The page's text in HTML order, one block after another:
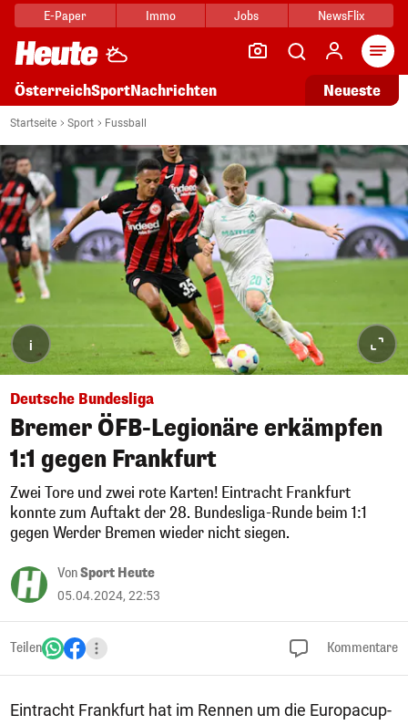
E-Paper Immo Jobs NewsFlix
ÖsterreichSportNachrichten Neueste
Startseite Sport Fussball
i
Deutsche Bundesliga
Bremer ÖFB-Legionäre erkämpfen
1:1 gegen Frankfurt
Zwei Tore und zwei rote Karten! Eintracht Frankfurt
konnte zum Auftakt der 28. Bundesliga-Runde beim 1:1
gegen Werder Bremen wieder nicht siegen.
VonSport Heute
05.04.2024, 22:53
Teilen Kommentare
Eintracht Frankfurt hat im Rennen um die Europacup-